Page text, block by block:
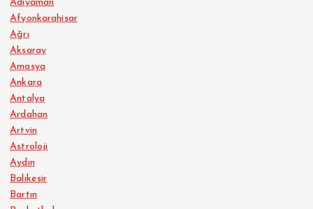
Adıyaman
Afyonkarahisar
Ağrı
Aksaray
Amasya
Ankara
Antalya
Ardahan
Artvin
Astroloji
Aydın
Balıkesir
Bartın